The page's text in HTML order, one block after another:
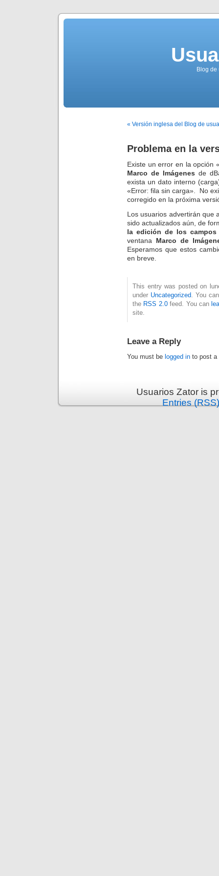
Blog de
« Versión inglesa del Blog de
Problema en la
Existe un error en la opción
Marco de Imágenes de
exista un dato interno
«Error: fila sin carga». No
corregido en la próxima
Los usuarios advertirán que
sido actualizados aún, de
la edición de los campos
ventana Marco de
Esperamos que estos
en breve.
This entry was posted on
under Uncategorized. You
the RSS 2.0feed. You can
site.
Leave a Reply
You must be logged in to post a
Usuarios Zator is
Entries (RSS)